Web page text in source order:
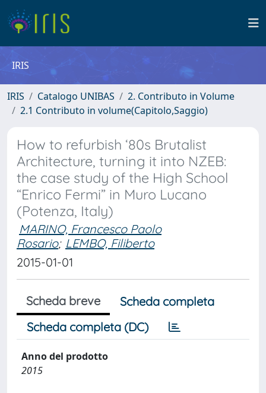
IRIS
IRIS Catalogo UNIBAS
2. Contributo in Volume
2.1 Contributo in volume(Capitolo,Saggio)
How to refurbish ‘80s Brutalist
Architecture, turning it into NZEB:
the case study of the High School
“Enrico Fermi” in Muro Lucano
(Potenza, Italy)
MARINO, Francesco Paolo
Rosario; LEMBO, Filiberto
2015-01-01
Scheda breve
Scheda completa
Scheda completa (DC)
Anno del prodotto
2015